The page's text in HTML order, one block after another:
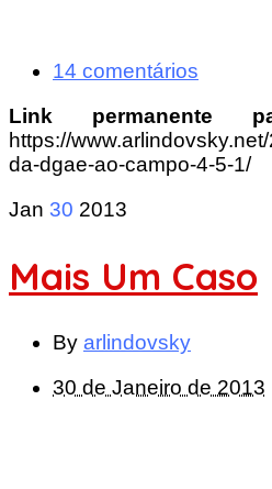
14 comentários
Link permanente
https://
da-dgae-ao-campo-4-5-1/
Jan 30 2013
Mais Um Caso
By arlindovsky
30 de Janeiro de 2013